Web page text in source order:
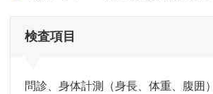
検査項目
問診、身体計測（身長、体重、腹囲